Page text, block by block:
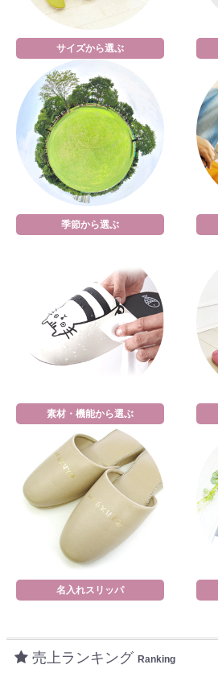
サイズから選ぶ
季節から選ぶ
素材・機能から選ぶ
名入れスリッパ
売上ランキング Ranking